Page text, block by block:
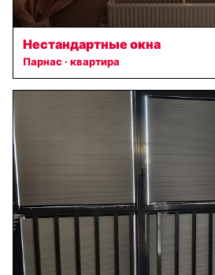
Нестандартные окна
Парнас · квартира